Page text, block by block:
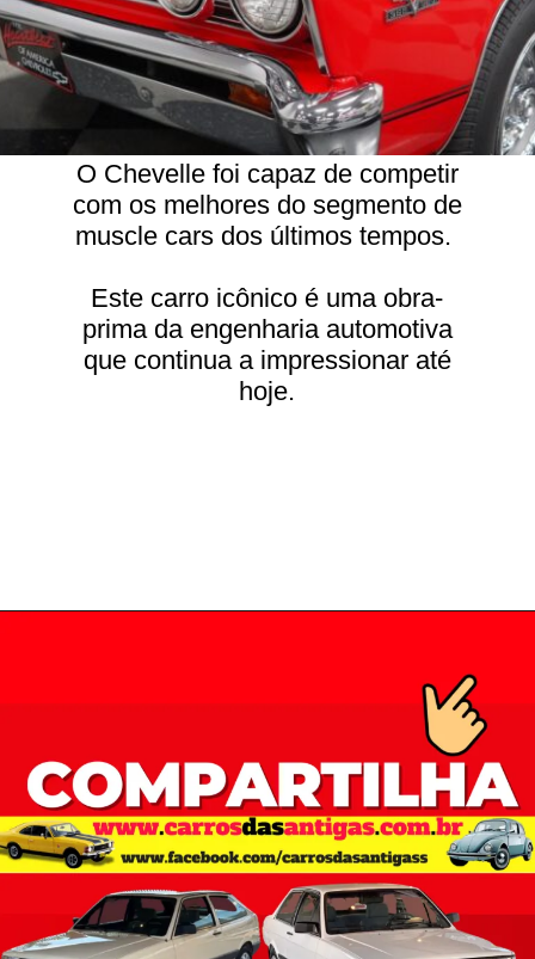
O Chevelle foi capaz de competir
com os melhores do segmento de
muscle cars dos últimos tempos.
Este carro icônico é uma obra-
prima da engenharia automotiva
que continua a impressionar até
hoje.